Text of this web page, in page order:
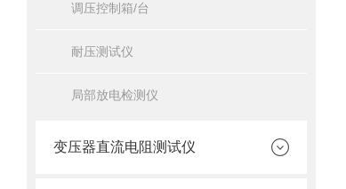
调压控制箱/台
耐压测试仪
局部放电检测仪
变压器直流电阻测试仪